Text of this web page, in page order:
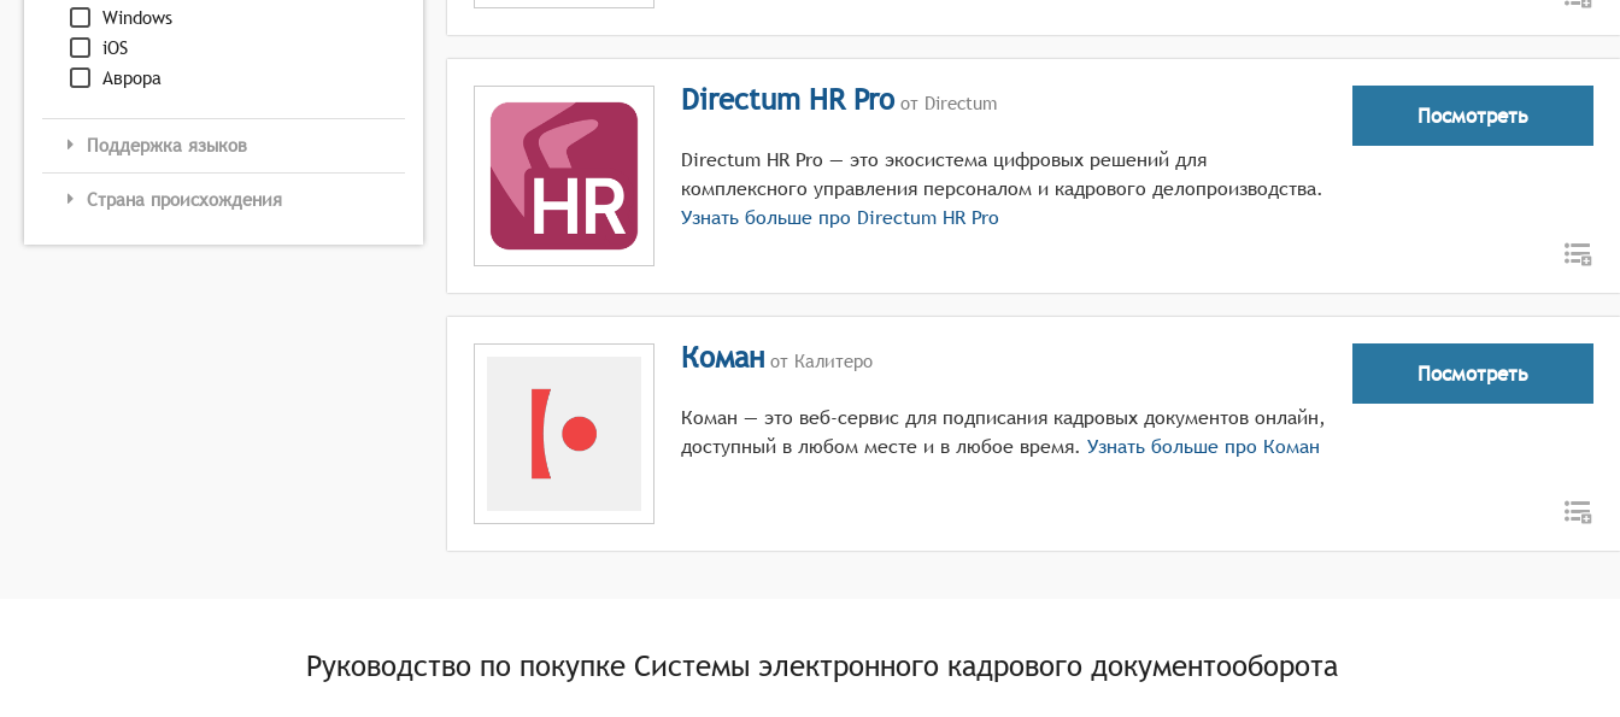
Windows
iOS
Аврора
Поддержка языков
Страна происхождения
Directum HR Pro от Directum
Directum HR Pro — это экосистема цифровых решений для
комплексного управления персоналом и кадрового делопроизводства.
Узнать больше про Directum HR Pro
Посмотреть
Коман от Калитеро
Коман — это веб-сервис для подписания кадровых документов онлайн,
доступный в любом месте и в любое время. Узнать больше про Коман
Посмотреть
Руководство по покупке Системы электронного кадрового документооборота